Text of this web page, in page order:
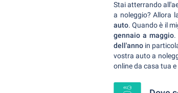
Stai atterrando
a noleggio? Allora
auto. Quando è il
gennaio a maggio.
dell'anno in
vostra auto a
online da casa tua